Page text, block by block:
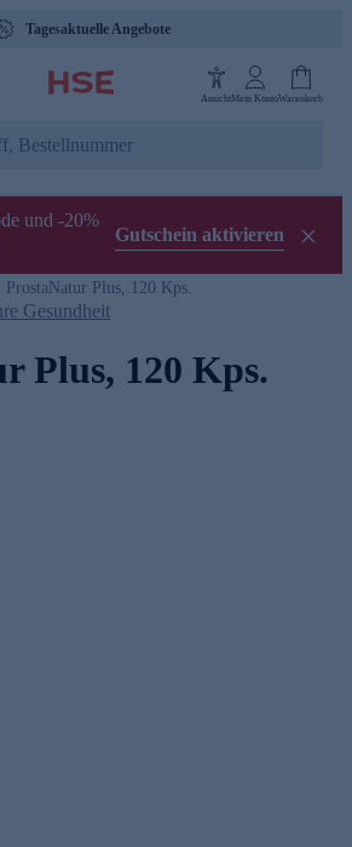
Tagesaktuelle Angebote
AnsichtMein KontoWarenkorb
und -20%
Gutschein aktivieren
ProstaNatur Plus, 120 Kps.
Gesundheit
Plus, 120 Kps.